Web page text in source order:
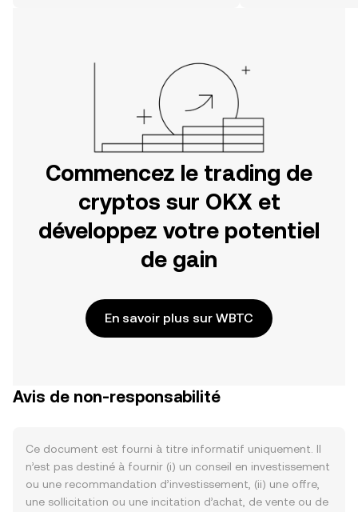
Commencez le trading de
cryptos sur OKX et
développez votre potentiel
de gain
En savoir plus sur WBTC
Avis de non-responsabilité
Ce document est fourni à titre informatif uniquement. Il
n’est pas destiné à fournir (i) un conseil en investissement
ou une recommandation d’investissement, (ii) une offre,
une sollicitation ou une incitation d’achat, de vente ou de